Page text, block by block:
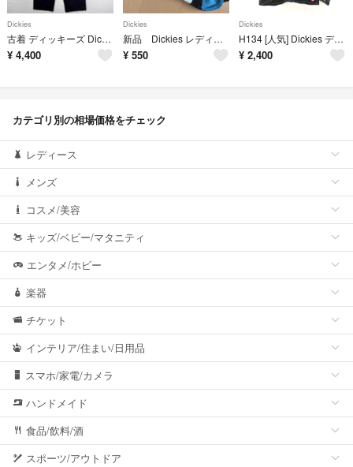
Dickies
古着 ディッキーズ Dickies パンツ チノパン ジッパーフライ ストレート 大きいサイズ スラックス 874 w40 L30 ブラック系 メンズ
¥ 4,400
Dickies
新品 Dickies レディース ソックス 3足セット
¥ 550
Dickies
H134 [人気] Dickies ディッキーズ デニムジャケット L ブラック カバーオール 2178-0150 | ★
¥ 2,400
カテゴリ別の相場価格をチェック
レディース
メンズ
コスメ/美容
キッズ/ベビー/マタニティ
エンタメ/ホビー
楽器
チケット
インテリア/住まい/日用品
スマホ/家電/カメラ
ハンドメイド
食品/飲料/酒
スポーツ/アウトドア